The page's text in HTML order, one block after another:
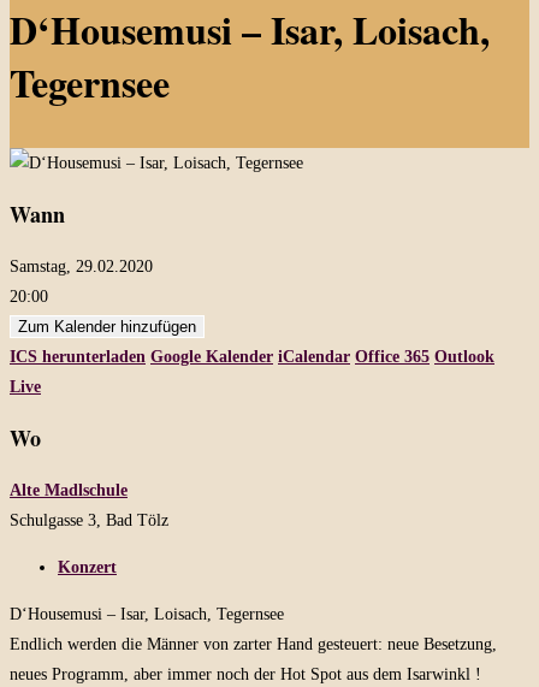
D‘Housemusi – Isar, Loisach,
Tegernsee
Wann
Samstag, 29.02.2020
20:00
Zum Kalender hinzufügen
ICS herunterladen Google Kalender iCalendar Office 365 Outlook
Live
Wo
Alte Madlschule
Schulgasse 3, Bad Tölz
Konzert
D‘Housemusi – Isar, Loisach, Tegernsee
Endlich werden die Männer von zarter Hand gesteuert: neue Besetzung,
neues Programm, aber immer noch der Hot Spot aus dem Isarwinkl !